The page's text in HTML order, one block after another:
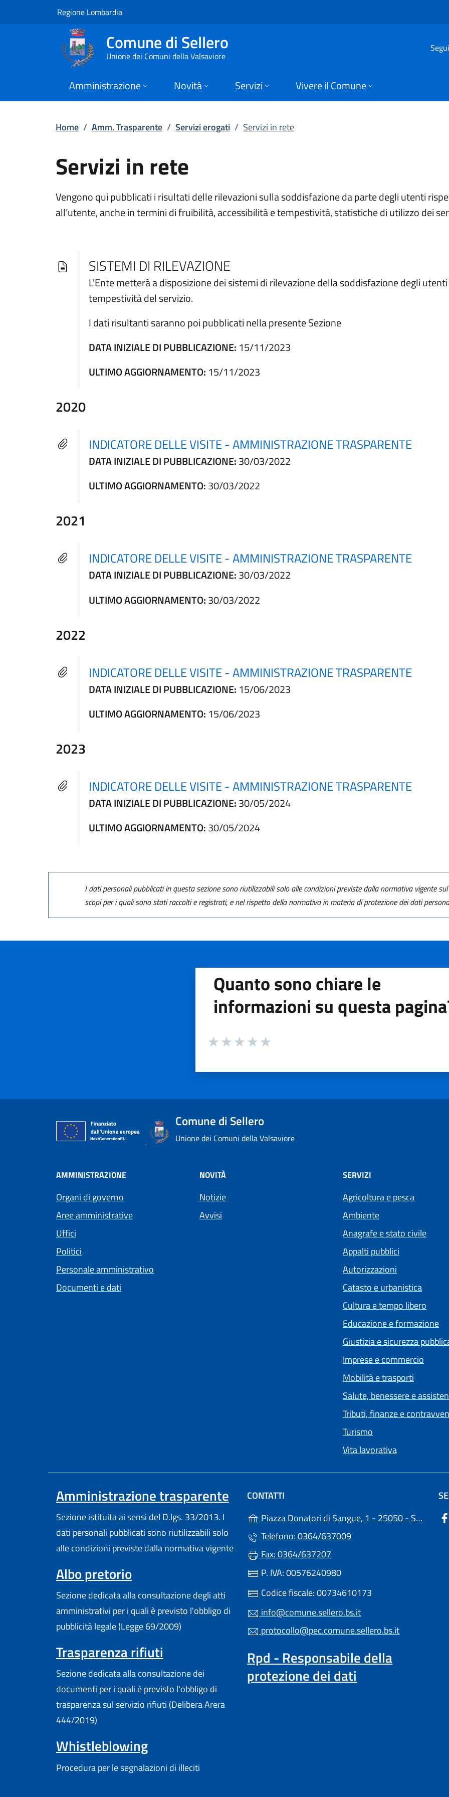
Vai al contenuto principale
Servizi in rete | Servizi erogati | Amm.
Regione Lombardia
Comune di Sellero
Unione dei Comuni della Valsaviore
Amministrazione Novità Servizi Vivere il Comune
Home / Amm. Trasparente / Servizi erogati / Servizi in rete
Servizi in rete
Vengono qui pubblicati i risultati delle rilevazioni sulla soddisfazione da parte degli utenti
all’utente, anche in termini di fruibilità, accessibilità e tempestività, statistiche di utilizzo dei
SISTEMI DI RILEVAZIONE
L'Ente metterà a disposizione dei sistemi di rilevazione della soddisfazione degli
tempestività del servizio.
I dati risultanti saranno poi pubblicati nella presente Sezione​
DATA INIZIALE DI PUBBLICAZIONE: 15/11/2023
ULTIMO AGGIORNAMENTO: 15/11/2023
2020
INDICATORE DELLE VISITE - AMMINISTRAZIONE TRASPARENTE
DATA INIZIALE DI PUBBLICAZIONE:30/03/2022
ULTIMO AGGIORNAMENTO:30/03/2022
2021
INDICATORE DELLE VISITE - AMMINISTRAZIONE TRASPARENTE
DATA INIZIALE DI PUBBLICAZIONE:30/03/2022
ULTIMO AGGIORNAMENTO:30/03/2022
2022
INDICATORE DELLE VISITE - AMMINISTRAZIONE TRASPARENTE
DATA INIZIALE DI PUBBLICAZIONE: 15/06/2023
ULTIMO AGGIORNAMENTO: 15/06/2023
2023
INDICATORE DELLE VISITE - AMMINISTRAZIONE TRASPARENTE
DATA INIZIALE DI PUBBLICAZIONE:30/05/2024
ULTIMO AGGIORNAMENTO:30/05/2024
I dati personali pubblicati in questa sezione sono riutilizzabili solo alle condizioni previste dalla normativa vigente
scopi per i quali sono stati raccolti e registrati, e nel rispetto della normativa in materia di protezione dei dati
Quanto sono chiare le
informazioni su questa
Valuta da 1 a 5 stelle la pagina
Comune di Sellero
Unione dei Comuni della Valsaviore
AMMINISTRAZIONE
Organi di governo
Aree amministrative
Uffici
Politici
Personale amministrativo
Documenti e dati
NOVITÀ
Notizie
Avvisi
SERVIZI
Agricoltura e pesca
Ambiente
Anagrafe e stato civile
Appalti pubblici
Autorizzazioni
Catasto e urbanistica
Cultura e tempo libero
Educazione e formazione
Giustizia e sicurezza
Imprese e commercio
Mobilità e trasporti
Salute, benessere e
Tributi, finanze e
Turismo
Vita lavorativa
Amministrazione trasparente
Sezione istituita ai sensi del D.lgs. 33/2013. I
dati personali pubblicati sono riutilizzabili solo
alle condizioni previste dalla normativa vigente
Albo pretorio
Sezione dedicata alla consultazione degli atti
amministrativi per i quali è previsto l'obbligo di
pubblicità legale (Legge 69/2009)
Trasparenza rifiuti
Sezione dedicata alla consultazione dei
documenti per i quali è previsto l'obbligo di
trasparenza sul servizio rifiuti (Delibera Arera
444/2019)
Whistleblowing
Procedura per le segnalazioni di illeciti
CONTATTI
Piazza Donatori di Sangue, 1 - 25050 - Sellero (BS)
Telefono: 0364/637009
Fax: 0364/637207
P. IVA: 00576240980
Codice fiscale: 00734610173
info@comune.sellero.bs.it
protocollo@pec.comune.sellero.bs.it
Rpd - Responsabile della
protezione dei dati